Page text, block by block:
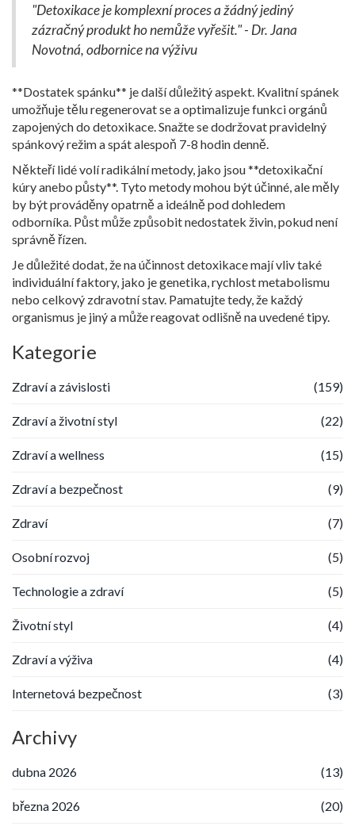
"Detoxikace je komplexní proces a žádný jediný
zázračný produkt ho nemůže vyřešit." - Dr. Jana
Novotná, odbornice na výživu
**Dostatek spánku** je další důležitý aspekt. Kvalitní spánek
umožňuje tělu regenerovat se a optimalizuje funkci orgánů
zapojených do detoxikace. Snažte se dodržovat pravidelný
spánkový režim a spát alespoň 7-8 hodin denně.
Někteří lidé volí radikální metody, jako jsou **detoxikační
kúry anebo půsty**. Tyto metody mohou být účinné, ale měly
by být prováděny opatrně a ideálně pod dohledem
odborníka. Půst může způsobit nedostatek živin, pokud není
správně řízen.
Je důležité dodat, že na účinnost detoxikace mají vliv také
individuální faktory, jako je genetika, rychlost metabolismu
nebo celkový zdravotní stav. Pamatujte tedy, že každý
organismus je jiný a může reagovat odlišně na uvedené tipy.
Kategorie
Zdraví a závislosti (159)
Zdraví a životní styl (22)
Zdraví a wellness (15)
Zdraví a bezpečnost (9)
Zdraví (7)
Osobní rozvoj (5)
Technologie a zdraví (5)
Životní styl (4)
Zdraví a výživa (4)
Internetová bezpečnost (3)
Archivy
dubna 2026 (13)
března 2026 (20)